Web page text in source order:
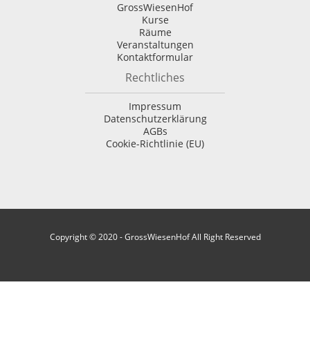
GrossWiesenHof
Kurse
Räume
Veranstaltungen
Kontaktformular
Rechtliches
Impressum
Datenschutzerklärung
AGBs
Cookie-Richtlinie (EU)
Copyright © 2020 - GrossWiesenHof All Right Reserved